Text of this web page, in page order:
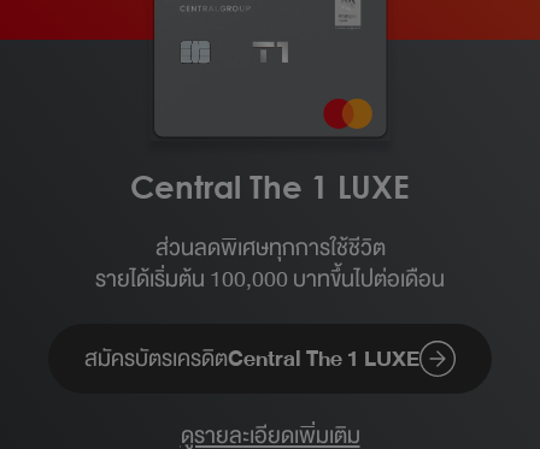
Central The 1 LUXE
ส่วนลดพิเศษทุกการใช้ชีวิต
รายได้เริ่มต้น 100,000 บาทขึ้นไปต่อเดือน​
สมัครบัตรเครดิตCentral The 1 LUXE
ดูรายละเอียดเพิ่มเติม